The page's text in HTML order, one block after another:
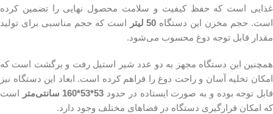
غذایی است که حفظ کیفیت و سلامت محصول نهایی را تضمین کرده
است. حجم مخزن این دستگاه 50 لیتر
است که حجم مناسبی برای تولید
مقدار قابل توجه دوغ محسوب می‌شود.
همچنین این دستگاه مجهز به دو عدد شیر استیل رفت و برگشت است که
امکان تخلیه آسان و راحت دوغ را فراهم کرده است. ابعاد این دستگاه نیز
قابل توجه بوده و به صورت ایستاده در حدود 53*53*160 سانتی‌متر
است
که امکان قرارگیری دستگاه در فضاهای مختلف وجود دارد.